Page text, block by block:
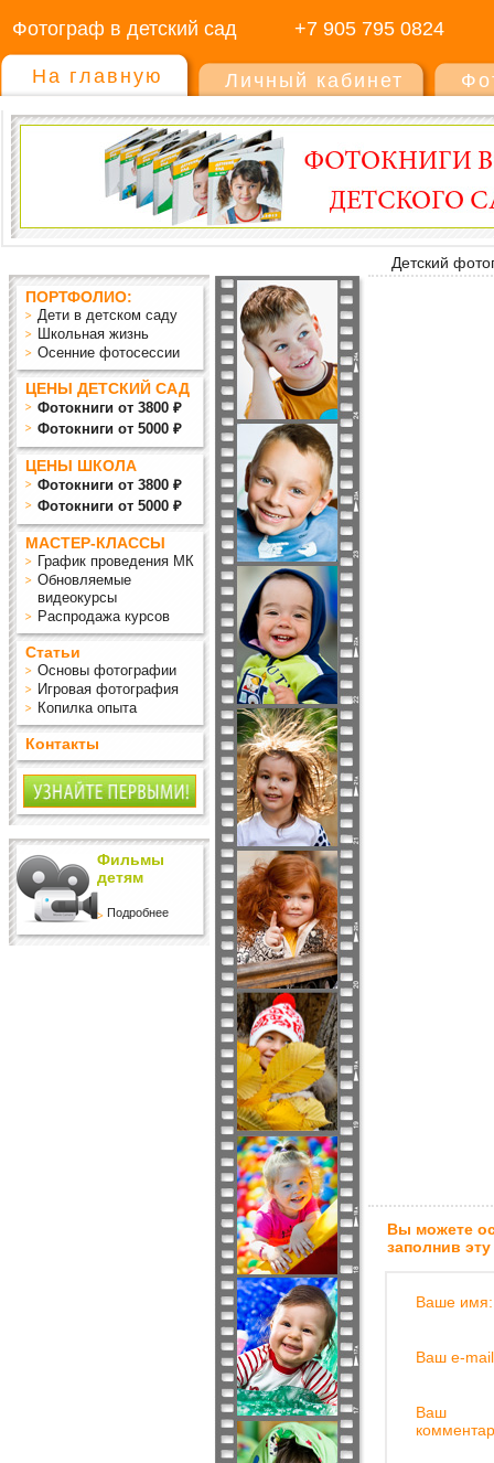
Фотограф в детский сад +7 905 795 0824
На главную Личный кабинет
Детский
ПОРТФОЛИО:
Дети в детском саду
Школьная жизнь
Осенние фотосессии
ЦЕНЫ ДЕТСКИЙ САД
Фотокниги от 3800 ₽
Фотокниги от 5000 ₽
ЦЕНЫ ШКОЛА
Фотокниги от 3800 ₽
Фотокниги от 5000 ₽
МАСТЕР-КЛАССЫ
График проведения МК
Обновляемые
видеокурсы
Распродажа курсов
Статьи
Основы фотографии
Игровая фотография
Копилка опыта
Контакты
Фильмы
детям
Подробнее
Вы можете
заполнив
Ваше имя:
Ваш e-
Ваш